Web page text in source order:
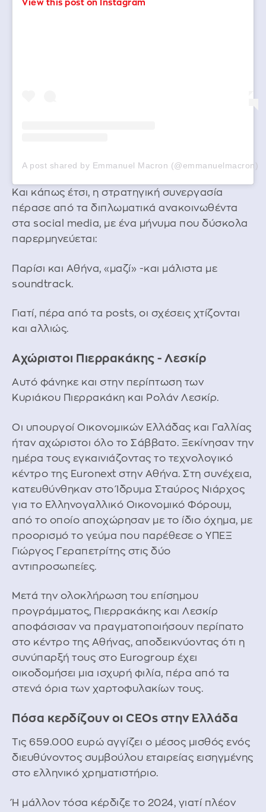
View this post on Instagram
A post shared by Emmanuel Macron (@emmanuelmacron)
Και κάπως έτσι, η στρατηγική συνεργασία
πέρασε από τα διπλωματικά ανακοινωθέντα
στα social media, με ένα μήνυμα που δύσκολα
παρερμηνεύεται:
Παρίσι και Αθήνα, «μαζί» -και μάλιστα με
soundtrack.
Γιατί, πέρα από τα posts, οι σχέσεις χτίζονται
και αλλιώς.
Αχώριστοι Πιερρακάκης - Λεσκίρ
Αυτό φάνηκε και στην περίπτωση των
Κυριάκου Πιερρακάκη και Ρολάν Λεσκίρ.
Οι υπουργοί Οικονομικών Ελλάδας και Γαλλίας
ήταν αχώριστοι όλο το Σάββατο. Ξεκίνησαν την
ημέρα τους εγκαινιάζοντας το τεχνολογικό
κέντρο της Euronext στην Αθήνα. Στη συνέχεια,
κατευθύνθηκαν στο Ίδρυμα Σταύρος Νιάρχος
για το Ελληνογαλλικό Οικονομικό Φόρουμ,
από το οποίο αποχώρησαν με το ίδιο όχημα, με
προορισμό το γεύμα που παρέθεσε ο ΥΠΕΞ
Γιώργος Γεραπετρίτης στις δύο
αντιπροσωπείες.
Μετά την ολοκλήρωση του επίσημου
προγράμματος, Πιερρακάκης και Λεσκίρ
αποφάσισαν να πραγματοποιήσουν περίπατο
στο κέντρο της Αθήνας, αποδεικνύοντας ότι η
συνύπαρξή τους στο Eurogroup έχει
οικοδομήσει μια ισχυρή φιλία, πέρα από τα
στενά όρια των χαρτοφυλακίων τους.
Πόσα κερδίζουν οι CEOs στην Ελλάδα
Τις 659.000 ευρώ αγγίζει ο μέσος μισθός ενός
διευθύνοντος συμβούλου εταιρείας εισηγμένης
στο ελληνικό χρηματιστήριο.
Ή μάλλον τόσα κέρδιζε το 2024, γιατί πλέον